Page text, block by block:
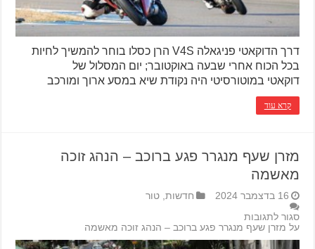
דרך הדוקאטי פניגאלה V4S הרן כסלו בוחר להמשיך לחיות
בכל הכוח אחרי שבעה באוקטובר; יום המסלול של
דוקאטי במוטורסיטי היה נקודת שיא במסע ארוך ומורכב
קרא עוד
מזרן שעף מנגרר פגע ברוכב – הנהג זוכה
מאשמה
16 בדצמבר 2024 חדשות,טור
סגור לתגובות
על מזרן שעף מנגרר פגע ברוכב – הנהג זוכה מאשמה